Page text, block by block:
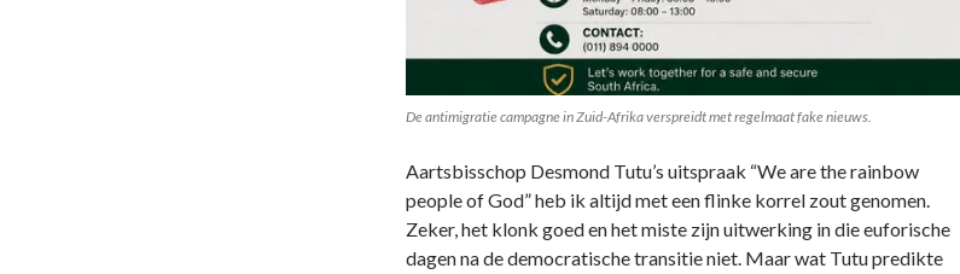
De antimigratie campagne in Zuid-Afrika verspreidt met regelmaat fake nieuws.
Aartsbisschop Desmond Tutu’s uitspraak “We are the rainbow
people of God” heb ik altijd met een flinke korrel zout genomen.
Zeker, het klonk goed en het miste zijn uitwerking in die euforische
dagen na de democratische transitie niet. Maar wat Tutu predikte